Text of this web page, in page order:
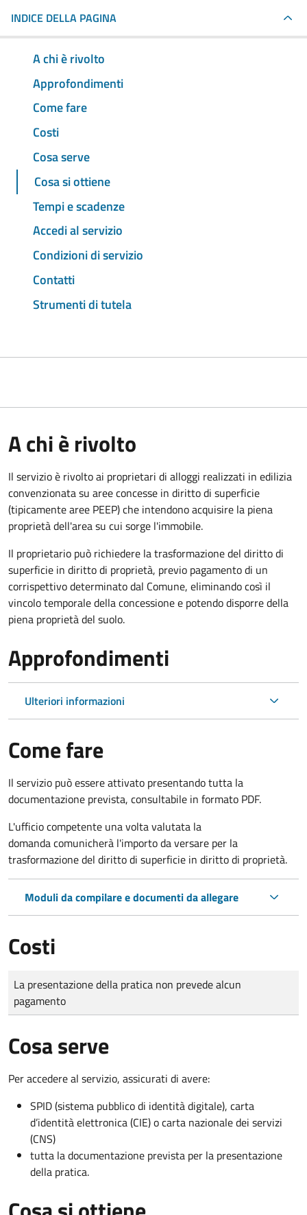
INDICE DELLA PAGINA
A chi è rivolto
Approfondimenti
Come fare
Costi
Cosa serve
Cosa si ottiene
Tempi e scadenze
Accedi al servizio
Condizioni di servizio
Contatti
Strumenti di tutela
A chi è rivolto
Il servizio è rivolto ai proprietari di alloggi realizzati in edilizia
convenzionata su aree concesse in diritto di superficie
(tipicamente aree PEEP) che intendono acquisire la piena
proprietà dell'area su cui sorge l'immobile.
Il proprietario può richiedere la trasformazione del diritto di
superficie in diritto di proprietà, previo pagamento di un
corrispettivo determinato dal Comune, eliminando così il
vincolo temporale della concessione e potendo disporre della
piena proprietà del suolo.
Approfondimenti
Ulteriori informazioni
Come fare
Il servizio può essere attivato presentando tutta la
documentazione prevista, consultabile in formato PDF.
L'ufficio competente una volta valutata la
domanda comunicherà l'importo da versare per la
trasformazione del diritto di superficie in diritto di proprietà.
Moduli da compilare e documenti da allegare
Costi
Tipo di pagamento
Importo
La presentazione della pratica non prevede alcun
pagamento
Cosa serve
Per accedere al servizio, assicurati di avere:
SPID (sistema pubblico di identità digitale), carta
d’identità elettronica (CIE) o carta nazionale dei servizi
(CNS)
tutta la documentazione prevista per la presentazione
della pratica.